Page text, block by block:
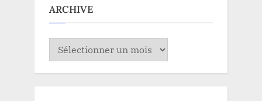
ARCHIVE
ARCHIVE